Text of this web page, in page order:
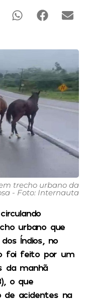
trecho urbano da
- Foto: Internauta
urbano que
Índios, no
foi feito por um
da manhã
o que
de acidentes na